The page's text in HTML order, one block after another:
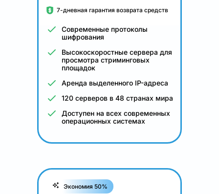
7-дневная гарантия возврата средств
Современные протоколы
шифрования
Высокоскоростные сервера для
просмотра стриминговых
площадок
Аренда выделенного IP-адреса
120 серверов в 48 странах мира
Доступен на всех современных
операционных системах
Экономия 50%